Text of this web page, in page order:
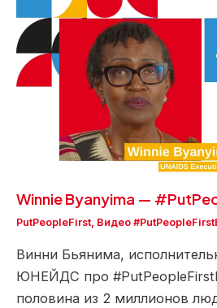
Winnie Byanyima —
PutPeopleFirst, Видео
Винни Бьянима,
ЮНЕЙДС про
половина из 2 миллионов